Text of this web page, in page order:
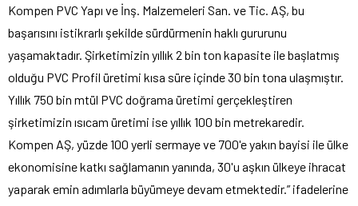
Kompen PVC Yapı ve İnş. Malzemeleri San. ve Tic. AŞ, bu
başarısını istikrarlı şekilde sürdürmenin haklı gururunu
yaşamaktadır. Şirketimizin yıllık 2 bin ton kapasite ile başlatmış
olduğu PVC Profil üretimi kısa süre içinde 30 bin tona ulaşmıştır.
Yıllık 750 bin mtül PVC doğrama üretimi gerçekleştiren
şirketimizin ısıcam üretimi ise yıllık 100 bin metrekaredir.
Kompen AŞ, yüzde 100 yerli sermaye ve 700'e yakın bayisi ile ülke
ekonomisine katkı sağlamanın yanında, 30'u aşkın ülkeye ihracat
yaparak emin adımlarla büyümeye devam etmektedir.” ifadelerine